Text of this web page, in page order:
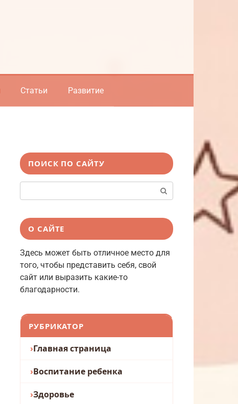
Статьи Развитие
ПОИСК ПО САЙТУ
О САЙТЕ
Здесь может быть отличное место для
того, чтобы представить себя, свой
сайт или выразить какие-то
благодарности.
РУБРИКАТОР
Главная страница
Воспитание ребенка
Здоровье